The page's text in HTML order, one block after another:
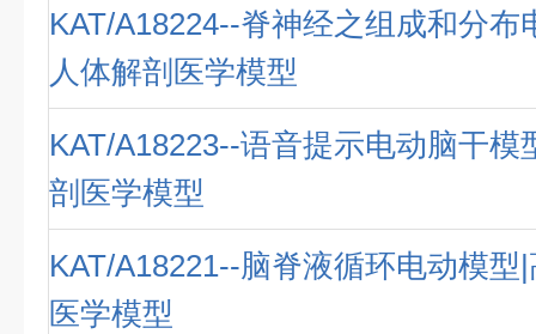
KAT/A18224--脊神经之组成和分布
人体解剖医学模型
KAT/A18223--语音提示电动脑干模
剖医学模型
KAT/A18221--脑脊液循环电动模型
医学模型